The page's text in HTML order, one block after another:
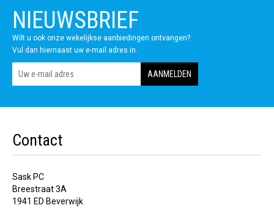
NIEUWSBRIEF
Wilt u ook onze wekelijkse aanbiedingen ontvangen?
Vul dan hiernaast uw e-mail adres in.
Contact
Sask PC
Breestraat 3A
1941 ED Beverwijk